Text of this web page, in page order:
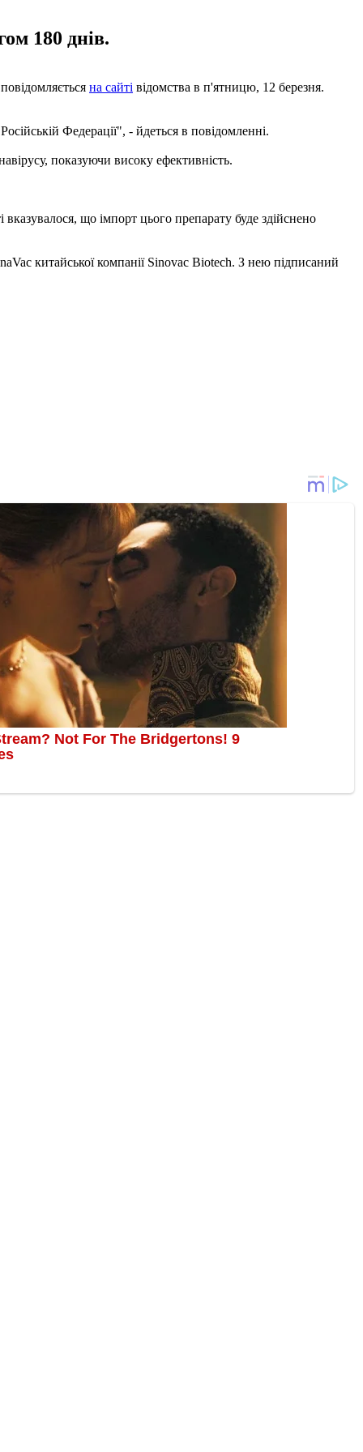
180 днів.
на сайті відомства в п'ятницю, 12 березня.
Федерації", - йдеться в повідомленні.
показуючи високу ефективність.
що імпорт цього препарату буде здійснено
китайської компанії Sinovac Biotech. З нею підписаний